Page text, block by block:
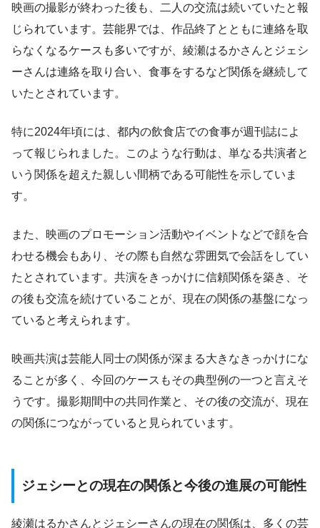
映画の撮影が終わった後も、二人の交流は続いていたと報
じられています。芸能界では、作品終了とともに連絡を取
らなくなるケースも多いですが、綾瀬はるかさんとジェシ
ーさんは連絡を取り合い、食事をするなど関係を継続して
いたとされています。
特に2024年頃には、都内の飲食店での食事が週刊誌によ
って報じられました。このような行動は、単なる共演者と
いう関係を超えた親しい間柄である可能性を示していま
す。
また、映画のプロモーション活動やイベントなどで顔を合
わせる機会もあり、その際も自然な雰囲気で会話をしてい
たとされています。共演をきっかけに信頼関係を築き、そ
の後も交流を続けていることが、現在の関係の基盤になっ
ていると考えられます。
映画共演は芸能人同士の関係が深まる大きなきっかけにな
ることが多く、今回のケースもその典型例の一つと言えそ
うです。撮影期間中の共同作業と、その後の交流が、現在
の関係につながっていると見られています。
ジェシーとの現在の関係と今後の進展の可能性
綾瀬はるかさんとジェシーさんの現在の関係は、多くの芸